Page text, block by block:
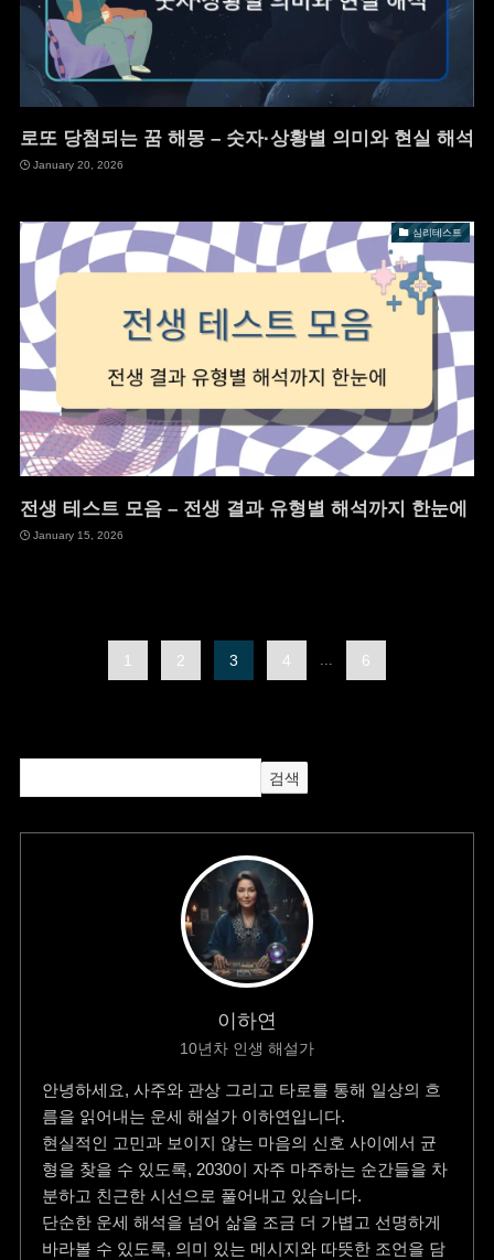
로또 당첨되는 꿈 해몽 – 숫자·상황별 의미와 현실 해석
January 20, 2026
심리테스트
전생 테스트 모음 – 전생 결과 유형별 해석까지 한눈에
January 15, 2026
1 2 3 4 ... 6
검색
이하연
10년차 인생 해설가
안녕하세요, 사주와 관상 그리고 타로를 통해 일상의 흐
름을 읽어내는 운세 해설가 이하연입니다.
현실적인 고민과 보이지 않는 마음의 신호 사이에서 균
형을 찾을 수 있도록, 2030이 자주 마주하는 순간들을 차
분하고 친근한 시선으로 풀어내고 있습니다.
단순한 운세 해석을 넘어 삶을 조금 더 가볍고 선명하게
바라볼 수 있도록, 의미 있는 메시지와 따뜻한 조언을 담